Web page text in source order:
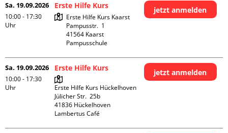
Sa. 19.09.2026
10:00 - 17:30
Uhr
Erste Hilfe Kurs
Erste Hilfe Kurs Kaarst
Pampusstr.  1
41564 Kaarst
Pampusschule
jetzt anmelden
Sa. 19.09.2026
10:00 - 17:30
Uhr
Erste Hilfe Kurs
Erste Hilfe Kurs Hückelhoven
Jülicher Str.  25b
41836 Hückelhoven
Lambertus Café
jetzt anmelden